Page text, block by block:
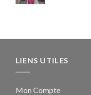
LIENS UTILES
Mon Compte